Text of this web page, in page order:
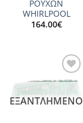
ΡΟΥΧΩΝ
WHIRLPOOL
164.00€
Add to
ΕΞΑΝΤΛΗΜΈΝΟ